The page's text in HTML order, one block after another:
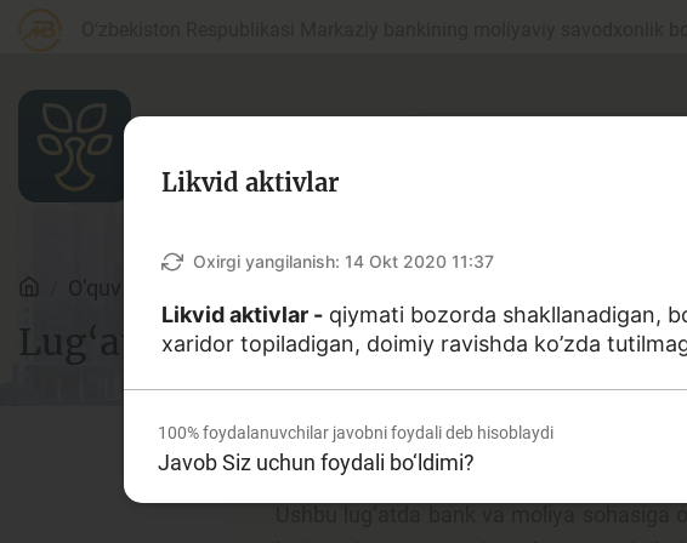
Maqolalar
Bank agentlari uchun Pul
Depozit (omonatlar)
O‘quv qo‘llanmalar
Lug‘at
Likvid aktivlar
Oxirgi yangilanish: 14 Okt 2020 11:37
Likvid aktivlar - qiymati bozorda shakllanadigan,
xaridor topiladigan, doimiy ravishda ko’zda
100%foydalanuvchilar javobni foydali deb hisoblaydi
Javob Siz uchun foydali bo‘ldimi?